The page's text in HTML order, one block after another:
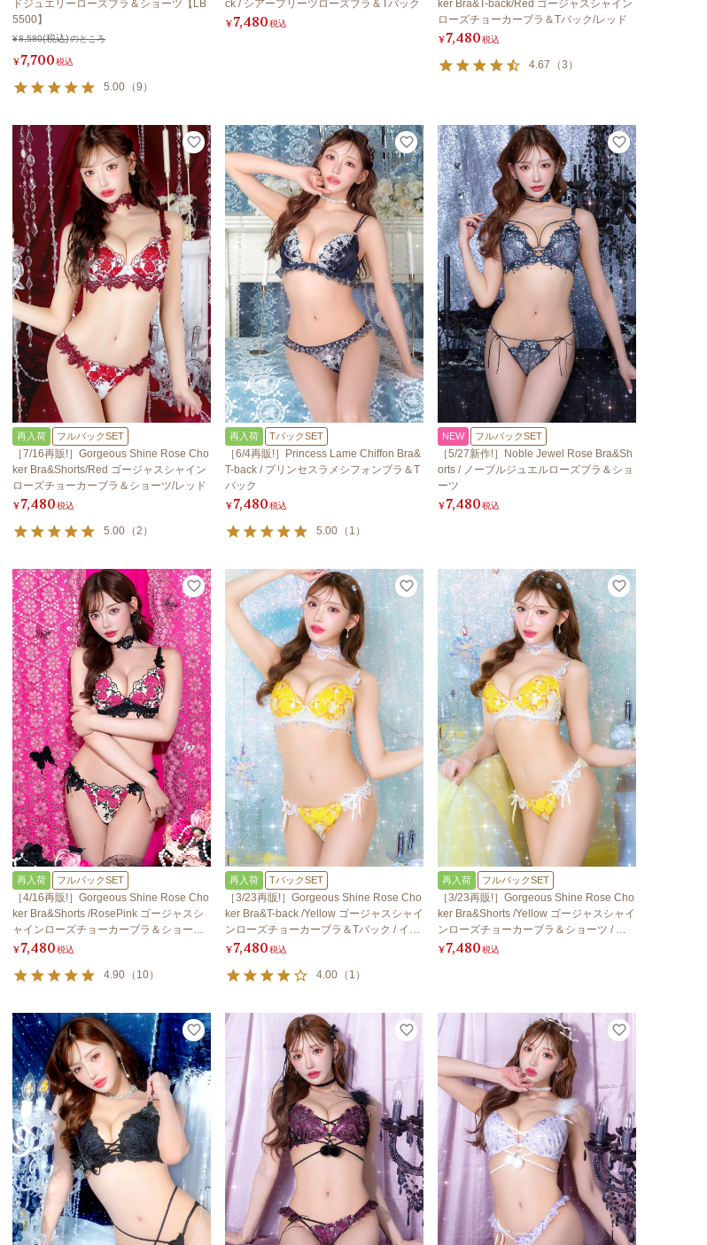
ドジュエリーローズブラ＆ショーツ【LB
5500】
¥8,580 のところ
¥7,700税込
5.00 （9 ）
ck / シアープリーツローズブラ＆Tバック
¥7,480税込
ker Bra&T-back/Red ゴージャスシャイン
ローズチョーカーブラ＆Tバック/レッド
¥7,480税込
4.67 （3 ）
再入荷 フルバックSET
［7/16再販!］Gorgeous Shine Rose Cho
ker Bra&Shorts/Red ゴージャスシャイン
ローズチョーカーブラ＆ショーツ/レッド
¥7,480税込
5.00 （2 ）
再入荷 TバックSET
［6/4再販!］Princess Lame Chiffon Bra&
T-back / プリンセスラメシフォンブラ＆T
バック
¥7,480税込
5.00 （ 1 ）
NEW フルバックSET
［5/27新作!］Noble Jewel Rose Bra&Sh
orts / ノーブルジュエルローズブラ＆ショ
ーツ
¥7,480税込
再入荷 フルバックSET
［4/16再販!］Gorgeous Shine Rose Cho
ker Bra&Shorts /RosePink ゴージャスシ
ャインローズチョーカーブラ＆ショーツ /
ローズピンク
¥7,480税込
4.90 （ 10）
再入荷 TバックSET
［3/23再販!］Gorgeous Shine Rose Cho
ker Bra&T-back /Yellow ゴージャスシャイ
ンローズチョーカーブラ＆Tバック / イエ
ロー
¥7,480税込
4.00 （ 1 ）
再入荷 フルバックSET
［3/23再販!］Gorgeous Shine Rose Cho
ker Bra&Shorts /Yellow ゴージャスシャイ
ンローズチョーカーブラ＆ショーツ / イ
エロー
¥7,480税込